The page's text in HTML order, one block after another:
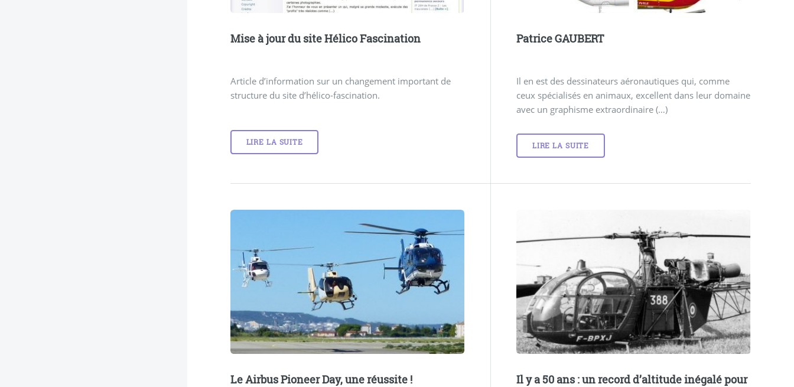
Mise à jour du site Hélico Fascination
Article d’information sur un changement important de
structure du site d’hélico-fascination.
LIRE LA SUITE
Patrice GAUBERT
Il en est des dessinateurs aéronautiques qui, comme
ceux spécialisés en animaux, excellent dans leur domaine
avec un graphisme extraordinaire (…)
LIRE LA SUITE
Le Airbus Pioneer Day, une réussite !
Il y a 50 ans : un record d’altitude inégalé pour